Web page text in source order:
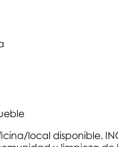
local disponible.